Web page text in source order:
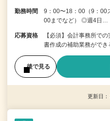
勤務時間
9：00〜18：00（9：00
00までなど） ◎週4日…
応募資格
【必須】会計事務所で
書作成の補助業務ができ
後で見る
更新日